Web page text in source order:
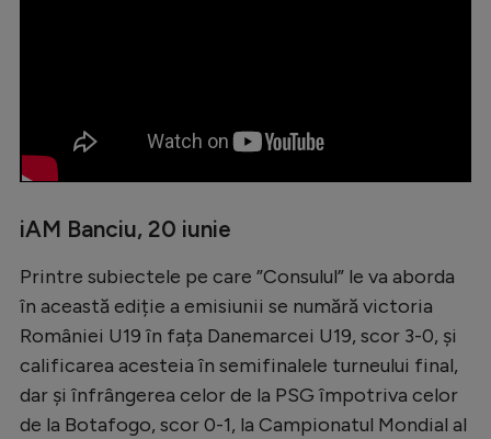
Formula 1
Gimnastică
Auto
Rugby
iAM Banciu, 20 iunie
Printre subiectele pe care ”Consulul” le va aborda
în această ediție a emisiunii se numără victoria
României U19 în fața Danemarcei U19, scor 3-0, și
calificarea acesteia în semifinalele turneului final,
dar și înfrângerea celor de la PSG împotriva celor
de la Botafogo, scor 0-1, la Campionatul Mondial al